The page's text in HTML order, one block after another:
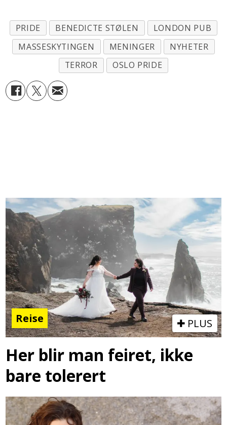
PRIDE BENEDICTE STØLEN
LONDON PUB
MASSESKYTINGEN
MENINGER
NYHETER
TERROR
OSLO PRIDE
Reise PLUS
Her blir man feiret, ikke
bare tolerert